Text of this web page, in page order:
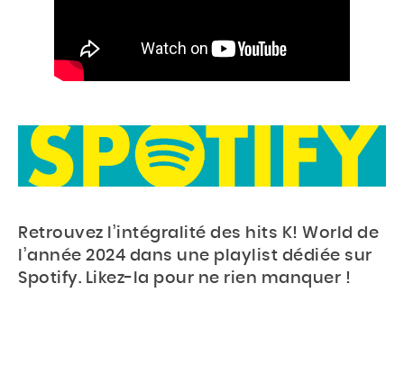
Retrouvez l’intégralité des hits K! World de
l’année 2024 dans une playlist dédiée sur
Spotify. Likez-la pour ne rien manquer !